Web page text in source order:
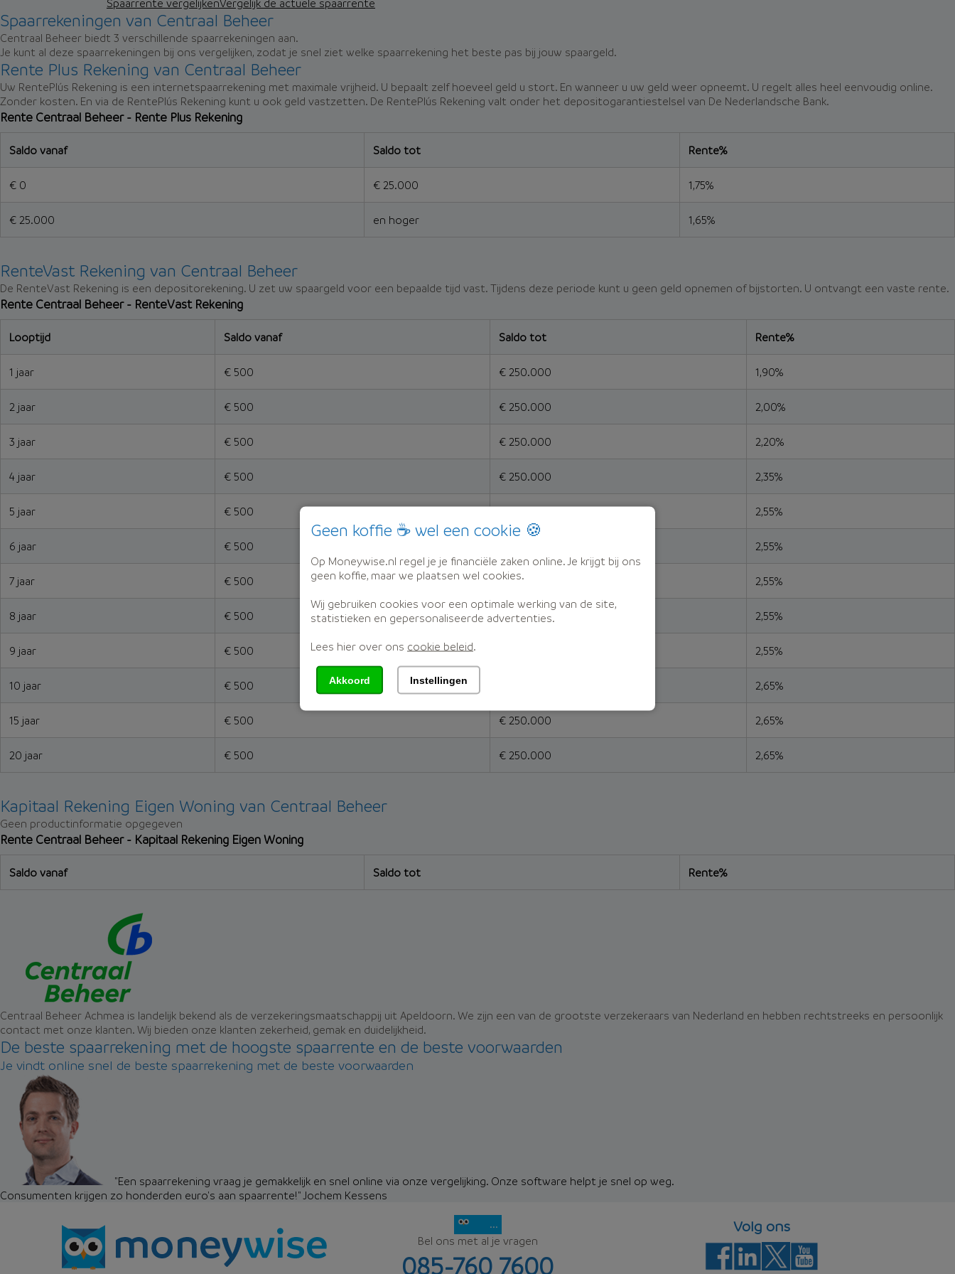
Spaarrente vergelijkenVergelijk de actuele spaarrente
Spaarrekeningen van Centraal Beheer
Centraal Beheer biedt 3 verschillende spaarrekeningen aan.
Je kunt al deze spaarrekeningen bij ons vergelijken, zodat je snel ziet welke spaarrekening het beste pas bij jouw spaargeld.
Rente Plus Rekening van Centraal Beheer
Uw RentePlús Rekening is een internetspaarrekening met maximale vrijheid. U bepaalt zelf hoeveel geld u stort. En wanneer u uw geld weer opneemt. U regelt alles heel eenvoudig online.
Zonder kosten. En via de RentePlús Rekening kunt u ook geld vastzetten. De RentePlús Rekening valt onder het deposito­garantie­stelsel van De Nederlandsche Bank.
Rente Centraal Beheer - Rente Plus Rekening
Saldo vanaf Saldo tot Rente%
€ 0 € 25.000 1,75%
€ 25.000 en hoger 1,65%
RenteVast Rekening van Centraal Beheer
De RenteVast Rekening is een depositorekening. U zet uw spaargeld voor een bepaalde tijd vast. Tijdens deze periode kunt u geen geld opnemen of bijstorten. U ontvangt een vaste rente.
Rente Centraal Beheer - RenteVast Rekening
Looptijd Saldo vanaf Saldo tot Rente%
1 jaar € 500 € 250.000 1,90%
2 jaar € 500 € 250.000 2,00%
3 jaar € 500 € 250.000 2,20%
4 jaar € 500 € 250.000 2,35%
5 jaar € 500 € 250.000 2,55%
6 jaar € 500 2,55%
7 jaar € 500 € 250.000 2,55%
8 jaar € 500 € 250.000 2,55%
9 jaar € 500 2,55%
10 jaar € 500 2,65%
15 jaar € 500 € 250.000 2,65%
20 jaar € 500 € 250.000 2,65%
Kapitaal Rekening Eigen Woning van Centraal Beheer
Geen productinformatie opgegeven
Rente Centraal Beheer - Kapitaal Rekening Eigen Woning
Saldo vanaf Saldo tot Rente%
Centraal Beheer Achmea is landelijk bekend als de verzekeringsmaatschappij uit Apeldoorn. We zijn een van de grootste verzekeraars van Nederland en hebben rechtstreeks en persoonlijk
contact met onze klanten. Wij bieden onze klanten zekerheid, gemak en duidelijkheid.
De beste spaarrekening met de hoogste spaarrente en de beste voorwaarden
Je vindt online snel de beste spaarrekening met de beste voorwaarden
"Een spaarrekening vraag je gemakkelijk en snel online via onze vergelijking. Onze software helpt je snel op weg.
Consumenten krijgen zo honderden euro's aan spaarrente!"Jochem Kessens
...
Bel ons met al je vragen
085-760 7600
Volg ons
Geen koffie ☕ wel een cookie 🍪
Op Moneywise.nl regel je je financiële zaken online. Je krijgt bij ons
geen koffie, maar we plaatsen wel cookies.
Wij gebruiken cookies voor een optimale werking van de site,
statistieken en gepersonaliseerde advertenties.
Lees hier over ons cookie beleid.
Akkoord Instellingen